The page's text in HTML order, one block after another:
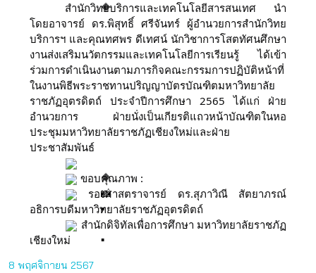
สำนักวิทยบริการและเทคโนโลยีสารสนเทศ นำ
โดยอาจารย์ ดร.พิสุทธิ์ ศรีจันทร์ ผู้อำนวยการสำนักวิทย
บริการฯ และคุณทศพร ดีเทศน์ นักวิชาการโสตทัศนศึกษา
งานส่งเสริมนวัตกรรมและเทคโนโลยีการเรียนรู้ ได้เข้า
ร่วมการดำเนินงานตามภารกิจคณะกรรมการปฏิบัติหน้าที่
ในงานพิธีพระราชทานปริญญาบัตรบัณฑิตมหาวิทยาลัย
ราชภัฏอุตรดิตถ์ ประจำปีการศึกษา​ 2565 ได้แก่ ฝ่าย
อำนวยการ ฝ่ายนั่งเป็นเกียรติแถวหน้าบัณฑิตในหอ
ประชุมมหาวิทยาลัยราชภัฏเชียงใหม่และฝ่าย
ประชาสัมพันธ์
ขอบคุณภาพ :
รองศาสตราจารย์ ดร.สุภาวิณี สัตยาภรณ์
อธิการบดีมหาวิทยาลัยราชภัฏอุตรดิตถ์
สำนักดิจิทัลเพื่อการศึกษา มหาวิทยาลัยราชภัฏ
เชียงใหม่
8 พฤศจิกายน 2567